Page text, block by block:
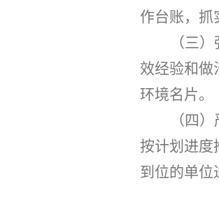
作台账，抓
（三
效经验和做
环境名片。
（四
按计划进度
到位的单位